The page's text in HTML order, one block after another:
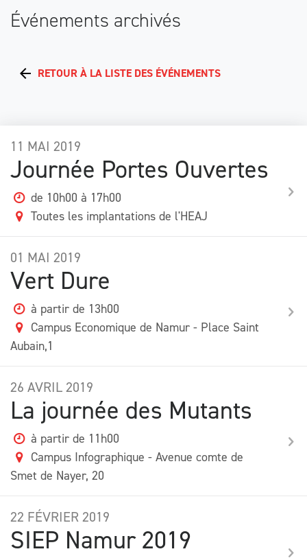
Événements archivés
RETOUR À LA LISTE DES ÉVÉNEMENTS
11 MAI 2019
Journée Portes Ouvertes
de 10h00 à 17h00
Toutes les implantations de l'HEAJ
01 MAI 2019
Vert Dure
à partir de 13h00
Campus Economique de Namur - Place Saint
Aubain,1
26 AVRIL2019
La journée des Mutants
à partir de 11h00
Campus Infographique - Avenue comte de
Smet de Nayer, 20
22 FÉVRIER2019
SIEP Namur 2019